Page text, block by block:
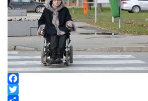
Facebook